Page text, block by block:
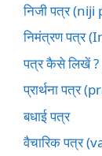
निजी पत्र
निमंत्रण पत्र
पत्र कैसे लिखें
प्रार्थना पत्र
बधाई पत्र
वैचारिक पत्र